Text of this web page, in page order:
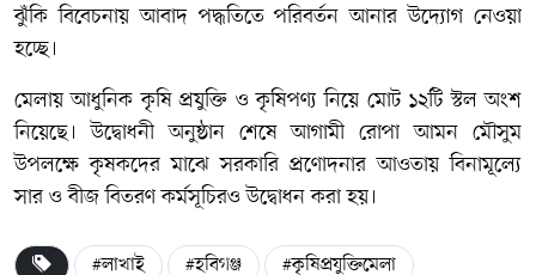
ঝুঁকি বিবেচনায় আবাদ পদ্ধতিতে পরিবর্তন আনার উদ্যোগ নেওয়া
হচ্ছে।
মেলায় আধুনিক কৃষি প্রযুক্তি ও কৃষিপণ্য নিয়ে মোট ১২টি স্টল অংশ
নিয়েছে। উদ্বোধনী অনুষ্ঠান শেষে আগামী রোপা আমন মৌসুম
উপলক্ষে কৃষকদের মাঝে সরকারি প্রণোদনার আওতায় বিনামূল্যে
সার ও বীজ বিতরণ কর্মসূচিরও উদ্বোধন করা হয়।
#লাখাই #হবিগঞ্জ #কৃষিপ্রযুক্তিমেলা